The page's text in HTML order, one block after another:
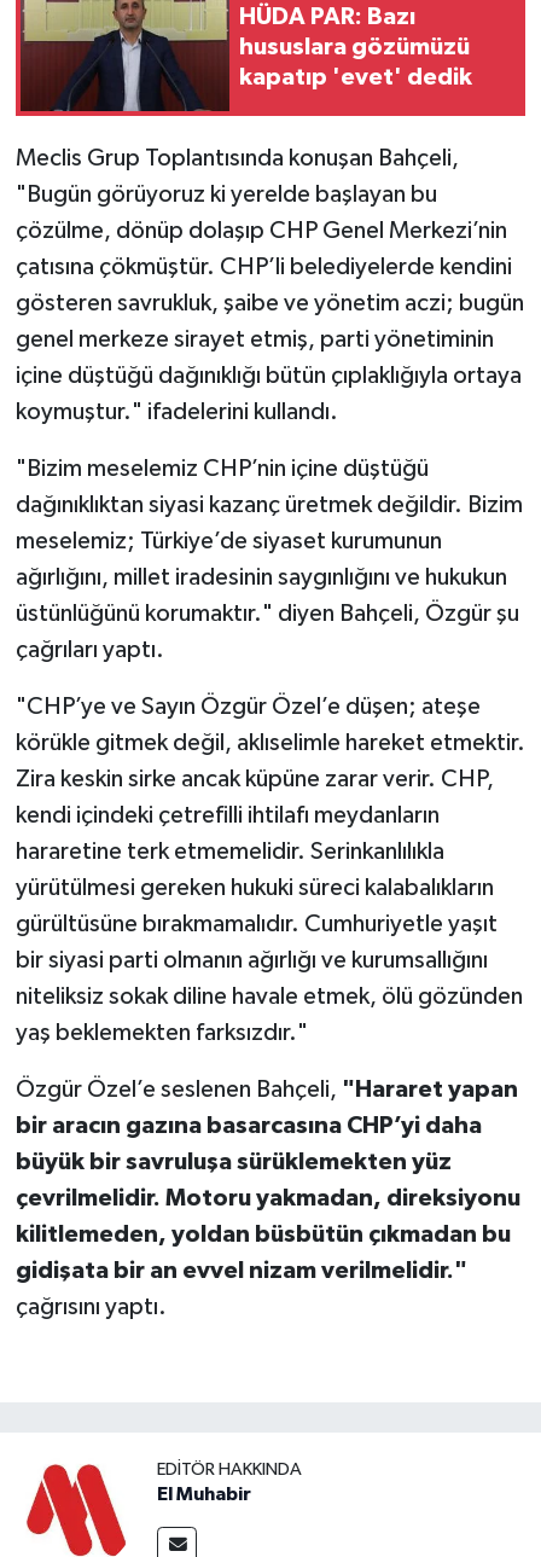
HÜDA PAR: Bazı
hususlara gözümüzü
kapatıp 'evet' dedik
Meclis Grup Toplantısında konuşan Bahçeli,
"Bugün görüyoruz ki yerelde başlayan bu
çözülme, dönüp dolaşıp CHP Genel Merkezi’nin
çatısına çökmüştür. CHP’li belediyelerde kendini
gösteren savrukluk, şaibe ve yönetim aczi; bugün
genel merkeze sirayet etmiş, parti yönetiminin
içine düştüğü dağınıklığı bütün çıplaklığıyla ortaya
koymuştur." ifadelerini kullandı.
"Bizim meselemiz CHP’nin içine düştüğü
dağınıklıktan siyasi kazanç üretmek değildir. Bizim
meselemiz; Türkiye’de siyaset kurumunun
ağırlığını, millet iradesinin saygınlığını ve hukukun
üstünlüğünü korumaktır." diyen Bahçeli, Özgür şu
çağrıları yaptı.
"CHP’ye ve Sayın Özgür Özel’e düşen; ateşe
körükle gitmek değil, aklıselimle hareket etmektir.
Zira keskin sirke ancak küpüne zarar verir. CHP,
kendi içindeki çetrefilli ihtilafı meydanların
hararetine terk etmemelidir. Serinkanlılıkla
yürütülmesi gereken hukuki süreci kalabalıkların
gürültüsüne bırakmamalıdır. Cumhuriyetle yaşıt
bir siyasi parti olmanın ağırlığı ve kurumsallığını
niteliksiz sokak diline havale etmek, ölü gözünden
yaş beklemekten farksızdır."
Özgür Özel’e seslenen Bahçeli, "Hararet yapan
bir aracın gazına basarcasına CHP’yi daha
büyük bir savruluşa sürüklemekten yüz
çevrilmelidir. Motoru yakmadan, direksiyonu
kilitlemeden, yoldan büsbütün çıkmadan bu
gidişata bir an evvel nizam verilmelidir."
çağrısını yaptı.
EDITÖR HAKKINDA
El Muhabir